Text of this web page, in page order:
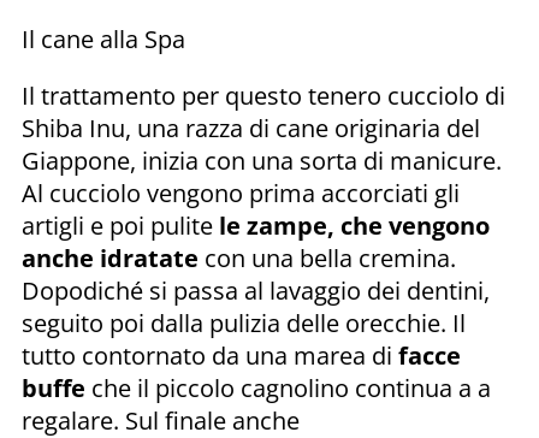
Il cane alla Spa
Il trattamento per questo tenero cucciolo di
Shiba Inu, una razza di cane originaria del
Giappone, inizia con una sorta di manicure.
Al cucciolo vengono prima accorciati gli
artigli e poi pulite le zampe, che vengono
anche idratate con una bella cremina.
Dopodiché si passa al lavaggio dei dentini,
seguito poi dalla pulizia delle orecchie. Il
tutto contornato da una marea di facce
buffe che il piccolo cagnolino continua a a
regalare. Sul finale anche